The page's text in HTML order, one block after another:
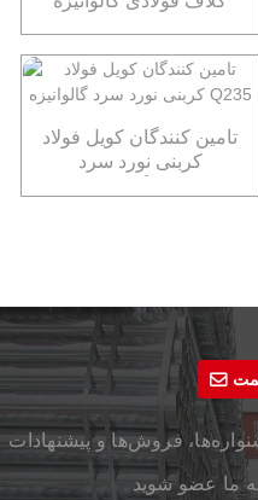
تامین کنندگان کویل فولاد
کربنی نورد سرد
فروش‌ها و پیشنهادات